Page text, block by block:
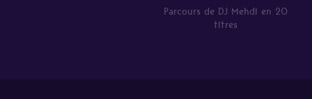
Parcours de DJ Mehdi en 20
titres